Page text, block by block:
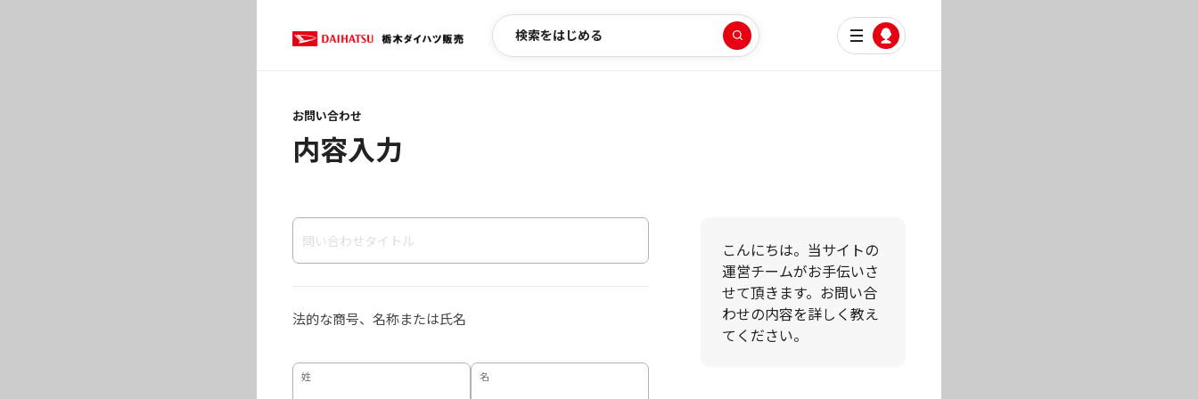
検索をはじめる
お問い合わせ
内容入力
法的な商号、名称または氏名
姓 名
こんにちは。当サイトの
運営チームがお手伝いさ
せて頂きます。お問い合
わせの内容を詳しく教え
てください。